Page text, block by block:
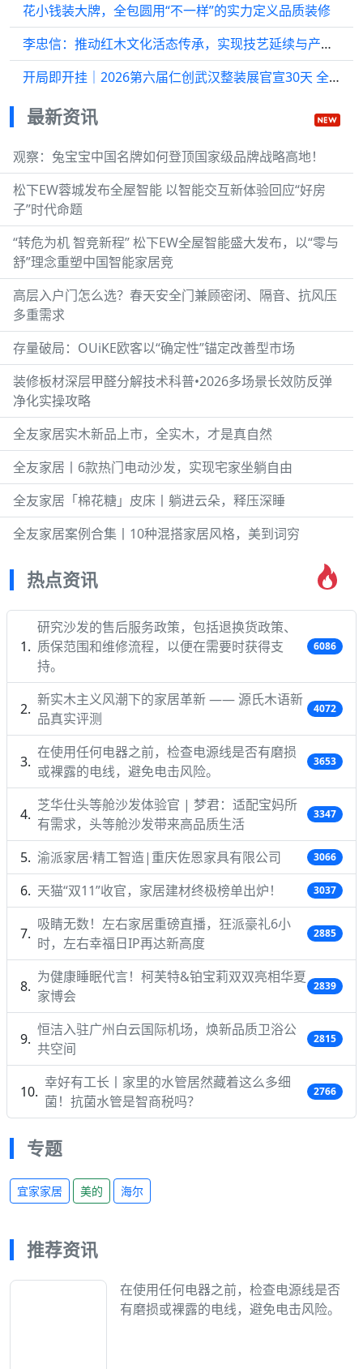
花小钱装大牌，全包圆用“不一样”的实力定义品质装修
李忠信：推动红木文化活态传承，实现技艺延续与产业升级
开局即开挂｜2026第六届仁创武汉整装展官宣30天 全馆65%展位火速抢定！
最新资讯
观察：兔宝宝中国名牌如何登顶国家级品牌战略高地！
松下EW蓉城发布全屋智能 以智能交互新体验回应“好房
子”时代命题
“转危为机 智竞新程” 松下EW全屋智能盛大发布，以“零与
舒”理念重塑中国智能家居竞
高层入户门怎么选？春天安全门兼顾密闭、隔音、抗风压
多重需求
存量破局：OUiKE欧客以“确定性”锚定改善型市场
装修板材深层甲醛分解技术科普•2026多场景长效防反弹
净化实操攻略
全友家居实木新品上市，全实木，才是真自然
全友家居丨6款热门电动沙发，实现宅家坐躺自由
全友家居「棉花糖」皮床丨躺进云朵，释压深睡
全友家居案例合集丨10种混搭家居风格，美到词穷
热点资讯
研究沙发的售后服务政策，包括退换货政策、
质保范围和维修流程，以便在需要时获得支
持。
6086
新实木主义风潮下的家居革新 —— 源氏木语新
品真实评测
4072
在使用任何电器之前，检查电源线是否有磨损
或裸露的电线，避免电击风险。
3653
芝华仕头等舱沙发体验官 | 梦君：适配宝妈所
有需求，头等舱沙发带来高品质生活
3347
渝派家居·精工智造|重庆佐恩家具有限公司 3066
天猫“双11”收官，家居建材终极榜单出炉！ 3037
吸睛无数！左右家居重磅直播，狂派豪礼6小
时，左右幸福日IP再达新高度
2885
为健康睡眠代言！柯芙特&铂宝莉双双亮相华夏
家博会
2839
恒洁入驻广州白云国际机场，焕新品质卫浴公
共空间
2815
幸好有工长丨家里的水管居然藏着这么多细
菌！抗菌水管是智商税吗？
2766
专题
宜家家居 美的 海尔
推荐资讯
在使用任何电器之前，检查电源线是否
有磨损或裸露的电线，避免电击风险。